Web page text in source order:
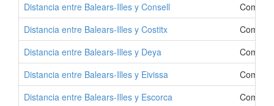
Distancia entre Balears-Illes y Consell
Como Ir
Distancia entre Balears-Illes y Costitx
Como Ir
Distancia entre Balears-Illes y Deya
Como Ir
Distancia entre Balears-Illes y Eivissa
Como Ir
Distancia entre Balears-Illes y Escorca
Como Ir